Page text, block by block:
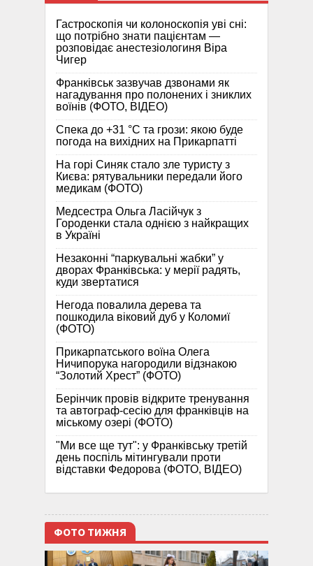
Гастроскопія чи колоноскопія уві сні:
що потрібно знати пацієнтам —
розповідає анестезіологиня Віра
Чигер
Франківськ зазвучав дзвонами як
нагадування про полонених і зниклих
воїнів (ФОТО, ВІДЕО)
Спека до +31 °C та грози: якою буде
погода на вихідних на Прикарпатті
На горі Синяк стало зле туристу з
Києва: рятувальники передали його
медикам (ФОТО)
Медсестра Ольга Ласійчук з
Городенки стала однією з найкращих
в Україні
Незаконні “паркувальні жабки” у
дворах Франківська: у мерії радять,
куди звертатися
Негода повалила дерева та
пошкодила віковий дуб у Коломиї
(ФОТО)
Прикарпатського воїна Олега
Ничипорука нагородили відзнакою
“Золотий Хрест” (ФОТО)
Берінчик провів відкрите тренування
та автограф-сесію для франківців на
міському озері (ФОТО)
"Ми все ще тут": у Франківську третій
день поспіль мітингували проти
відставки Федорова (ФОТО, ВІДЕО)
ФОТО ТИЖНЯ